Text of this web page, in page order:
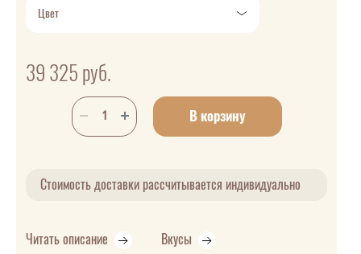
Цвет
39 325 руб.
В корзину
Стоимость доставки рассчитывается индивидуально
Читать описание Вкусы